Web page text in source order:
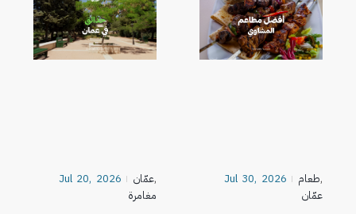
Jul 30, 2026 طعام,
عمّان
Jul 20, 2026 عمّان,
مغامرة